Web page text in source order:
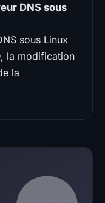
DNS sous
sous Linux
la modification
la